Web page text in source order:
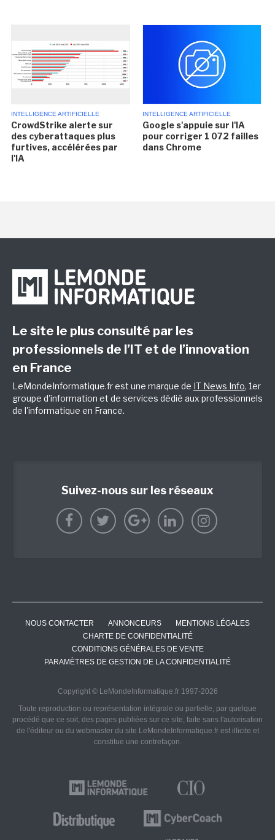
INTELLIGENCE ARTIFICIELLE
CrowdStrike alerte sur
des cyberattaques plus
furtives, accélérées par
l'IA
INTELLIGENCE ARTIFICIELLE
Google s'appuie sur l'IA
pour corriger 1 072 failles
dans Chrome
Le site le plus consulté par les
professionnels de l’IT et de l’innovation
en France
LeMondeInformatique.fr est une marque de IT News Info, 1er
groupe d'information et de services dédié aux professionnels
de l'informatique en France.
Suivez-nous sur les réseaux
NOUS CONTACTER ANNONCEURS
MENTIONS LÉGALES
CHARTE DE CONFIDENTIALITÉ
CONDITIONS GÉNÉRALES DE VENTE
PARAMÈTRES DE GESTION DE LA CONFIDENTIALITÉ
Copyright © LeMondeInformatique.fr 1997-2026
Toute reproduction ou représentation intégrale ou partielle, par quelque
procédé que ce soit, des pages publiées sur ce site, faite sans l'autorisation
de l'éditeur ou du webmaster du site LeMondeInformatique.fr est illicite et
constitue une contrefaçon.